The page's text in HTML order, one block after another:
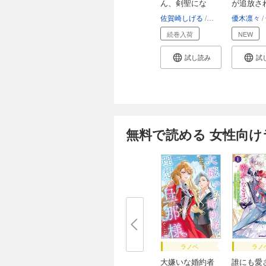
ん、剣聖にな
佐賀崎しげる 鍋島テツヒロ
続巻入荷
試し読み
が追放さ
優木凛々
NEW
試
無料で読める 女性向
ラノベ
大嫌いな婚約者
ラノ
誰にも愛